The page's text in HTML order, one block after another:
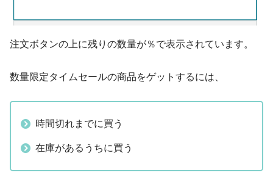
注文ボタンの上に残りの数量が％で表示されています。
数量限定タイムセールの商品をゲットするには、
時間切れまでに買う
在庫があるうちに買う